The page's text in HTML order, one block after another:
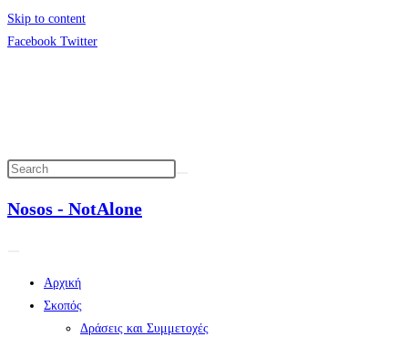
Skip to content
Facebook Twitter
Nosos - NotAlone
Αρχική
Σκοπός
Δράσεις και Συμμετοχές